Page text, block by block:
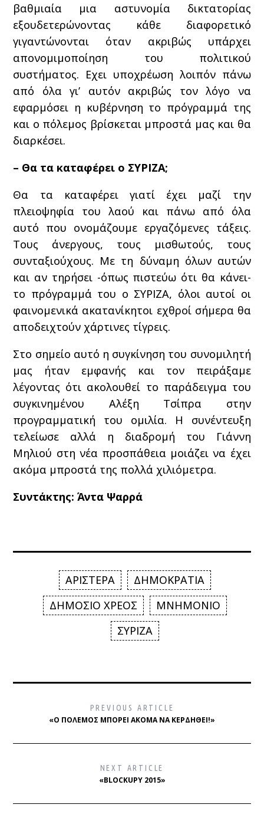
βαθμιαία μια αστυνομία δικτατορίας
εξουδετερώνοντας κάθε διαφορετικό
γιγαντώνονται όταν ακριβώς υπάρχει
απονομιμοποίηση του πολιτικού
συστήματος. Εχει υποχρέωση λοιπόν πάνω
από όλα γι’ αυτόν ακριβώς τον λόγο να
εφαρμόσει η κυβέρνηση το πρόγραμμά της
και ο πόλεμος βρίσκεται μπροστά μας και θα
διαρκέσει.
– Θα τα καταφέρει ο ΣΥΡΙΖΑ;
Θα τα καταφέρει γιατί έχει μαζί την
πλειοψηφία του λαού και πάνω από όλα
αυτό που ονομάζουμε εργαζόμενες τάξεις.
Τους άνεργους, τους μισθωτούς, τους
συνταξιούχους. Με τη δύναμη όλων αυτών
και αν τηρήσει -όπως πιστεύω ότι θα κάνει-
το πρόγραμμά του ο ΣΥΡΙΖΑ, όλοι αυτοί οι
φαινομενικά ακατανίκητοι εχθροί σήμερα θα
αποδειχτούν χάρτινες τίγρεις.
Στο σημείο αυτό η συγκίνηση του συνομιλητή
μας ήταν εμφανής και τον πειράξαμε
λέγοντας ότι ακολουθεί το παράδειγμα του
συγκινημένου Αλέξη Τσίπρα στην
προγραμματική του ομιλία. Η συνέντευξη
τελείωσε αλλά η διαδρομή του Γιάννη
Μηλιού στη νέα προσπάθεια μοιάζει να έχει
ακόμα μπροστά της πολλά χιλιόμετρα.
Συντάκτης: Άντα Ψαρρά
ΑΡΙΣΤΕΡΑ
ΔΗΜΟΚΡΑΤΙΑ
ΔΗΜΟΣΙΟ ΧΡΕΟΣ
ΜΝΗΜΟΝΙΟ
ΣΥΡΙΖΑ
PREVIOUS ARTICLE
«Ο ΠΌΛΕΜΟΣ ΜΠΟΡΕΊ ΑΚΌΜΑ ΝΑ ΚΕΡΔΗΘΕΊ!»
NEXT ARTICLE
«BLOCKUPY 2015»